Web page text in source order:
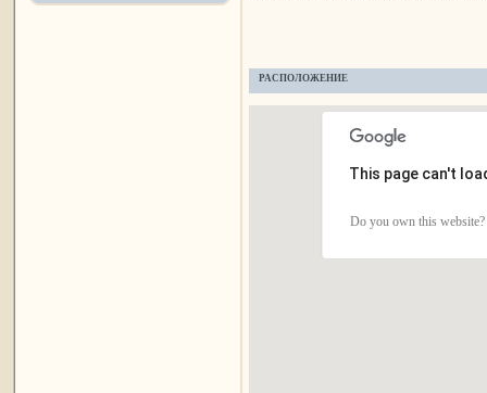
РАСПОЛОЖЕНИЕ
This page can't
Do you own this website?